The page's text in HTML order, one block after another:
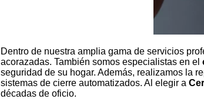
Dentro de nuestra amplia gama de servicios
acorazadas. También somos especialistas en el
seguridad de su hogar. Además, realizamos la
sistemas de cierre automatizados. Al elegir a
décadas de oficio.